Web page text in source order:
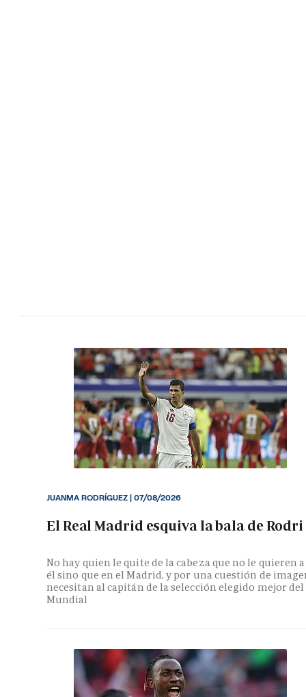
El Real Madrid esquiva la bala de Rodri
No hay quien le quite de la cabeza que no le quieren a
él sino que en el Madrid, y por una cuestión de
necesitan al capitán de la selección elegido mejor del
Mundial
JUANMA RODRÍGUEZ|07/08/2026